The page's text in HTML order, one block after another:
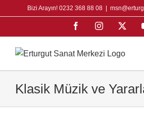
to
Bizi Arayın! 0232 368 88 08
FacebookInstagram
Klasik Müzik ve